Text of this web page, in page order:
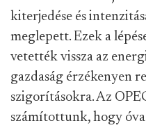
kiterjedése és
meglepett. Ezek a
vetették vissza az
gazdaság érzékenyen
szigorításokra. Az
számítottunk, hogy